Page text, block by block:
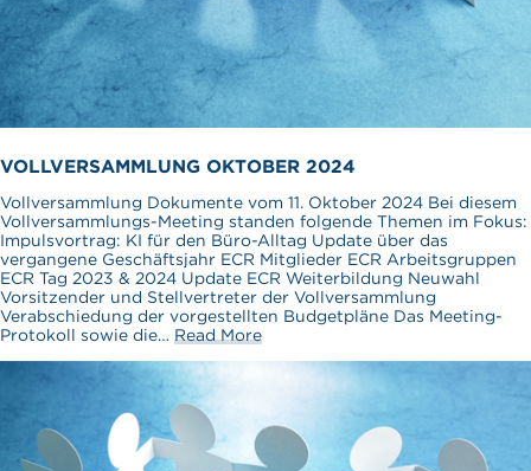
VOLLVERSAMMLUNG OKTOBER 2024
Vollversammlung Dokumente vom 11. Oktober 2024 Bei diesem
Vollversammlungs-Meeting standen folgende Themen im Fokus:
Impulsvortrag: KI für den Büro-Alltag Update über das
vergangene Geschäftsjahr ECR Mitglieder ECR Arbeitsgruppen
ECR Tag 2023 & 2024 Update ECR Weiterbildung Neuwahl
Vorsitzender und Stellvertreter der Vollversammlung
Verabschiedung der vorgestellten Budgetpläne Das Meeting-
Protokoll sowie die… Read More